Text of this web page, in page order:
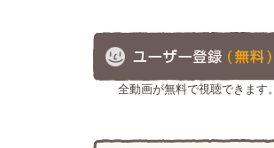
全動画が無料で視聴できます。